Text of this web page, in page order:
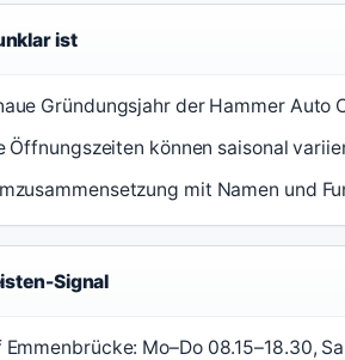
ist
Gründungsjahr der Hammer
Öffnungszeiten können saisonal
mit Namen und
Signal
Emmenbrücke: Mo–Do 08.15–18.30,